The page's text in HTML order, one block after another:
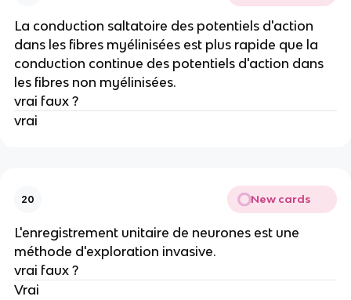
La conduction saltatoire des potentiels d'action
dans les fibres myélinisées est plus rapide que la
conduction continue des potentiels d'action dans
les fibres non myélinisées.
vrai faux ?
vrai
20 New cards
L'enregistrement unitaire de neurones est une
méthode d'exploration invasive.
vrai faux ?
Vrai